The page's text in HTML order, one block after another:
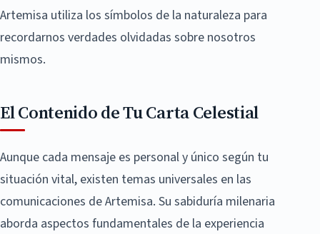
Artemisa utiliza los símbolos de la naturaleza para
recordarnos verdades olvidadas sobre nosotros
mismos.
El Contenido de Tu Carta Celestial
Aunque cada mensaje es personal y único según tu
situación vital, existen temas universales en las
comunicaciones de Artemisa. Su sabiduría milenaria
aborda aspectos fundamentales de la experiencia